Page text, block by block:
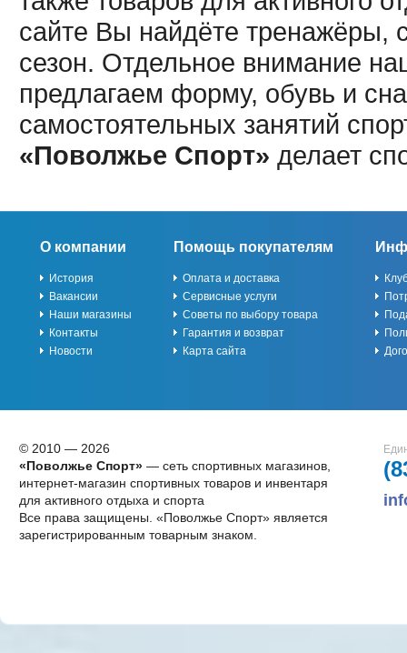
сайте Вы найдёте тренажёры,
сезон. Отдельное внимание
предлагаем форму, обувь и
самостоятельных занятий
«Поволжье Спорт» делает
О компании
История
Вакансии
Наши магазины
Контакты
Новости
Помощь покупателям
Оплата и доставка
Сервисные услуги
Советы по выбору товара
Гарантия и возврат
Карта сайта
© 2010 — 2026
«Поволжье Спорт»— сеть спортивных магазинов,
интернет-магазин спортивных товаров и инвентаря
для активного отдыха и спорта
Все права защищены. «Поволжье Спорт» является
зарегистрированным товарным знаком.